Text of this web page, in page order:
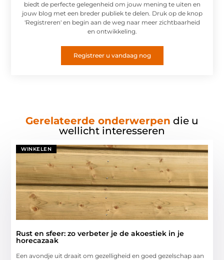
biedt de perfecte gelegenheid om jouw mening te uiten en
jouw blog met een breder publiek te delen. Druk op de knop
'Registreren' en begin aan de weg naar meer zichtbaarheid
en ontwikkeling.
Registreer u vandaag nog
Gerelateerde onderwerpen die u
wellicht interesseren
WINKELEN
Rust en sfeer: zo verbeter je de akoestiek in je
horecazaak
Een avondje uit draait om gezelligheid en goed gezelschap aan